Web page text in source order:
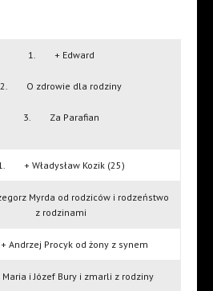
1. + Edward
2. O zdrowie dla rodziny
3. Za Parafian
+ Władysław Kozik (25)
Myrda od rodziców i rodzeństwo
z rodzinami
Procyk od żony z synem
i Józef Bury i zmarli z rodziny